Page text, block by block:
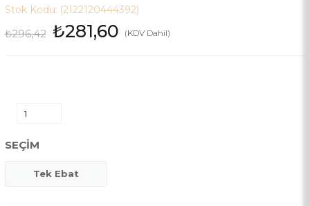
Stok Kodu: (2122120444392)
₺296,42 ₺281,60 (KDV Dahil)
SEÇIM
Tek Ebat